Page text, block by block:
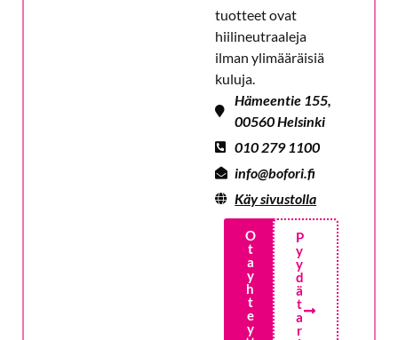
tuotteet ovat
hiilineutraaleja
ilman ylimääräisiä
kuluja.
Hämeentie 155,
00560 Helsinki
010 279 1100
info@bofori.fi
Käy sivustolla
O
t
a
y
h
t
e
y
P
y
y
d
ä
t
a
r